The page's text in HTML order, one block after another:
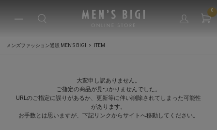
0
メンズファッション通販 MEN'S BIGI ITEM
大変申し訳ありません。
ご指定の商品が見つかりませんでした。
URLのご指定に誤りがあるか、更新等に伴い削除されてしまった可能性
があります。
お手数とは思いますが、下記リンクからサイトへ移動してください。